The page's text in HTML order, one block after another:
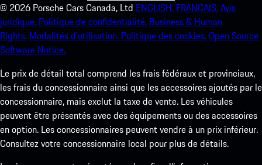
© 2026 Porsche Cars Canada, Ltd ENGLISH. FRANCAIS.Avis
juridique. Politique de confidentialité. Business & Human
Rights. Modalités d’utilisation. Politique des cookies.Open Source
Software Notice.
Le prix de détail total comprend les frais fédéraux et provinciaux,
les frais du concessionnaire ainsi que les accessoires ajoutés par le
concessionnaire, mais exclut la taxe de vente. Les véhicules
peuvent être présentés avec des équipements ou des accessoires
en option. Les concessionnaires peuvent vendre à un prix inférieur.
Consultez votre concessionnaire local pour plus de détails.